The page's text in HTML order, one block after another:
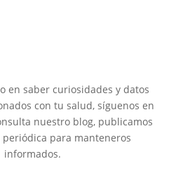
en saber curiosidades y datos
con tu salud, síguenos en
nuestro blog, publicamos
para manteneros
informados.